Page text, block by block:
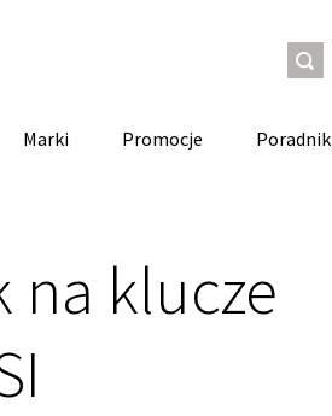
Marki Promocje Poradnik
na klucze